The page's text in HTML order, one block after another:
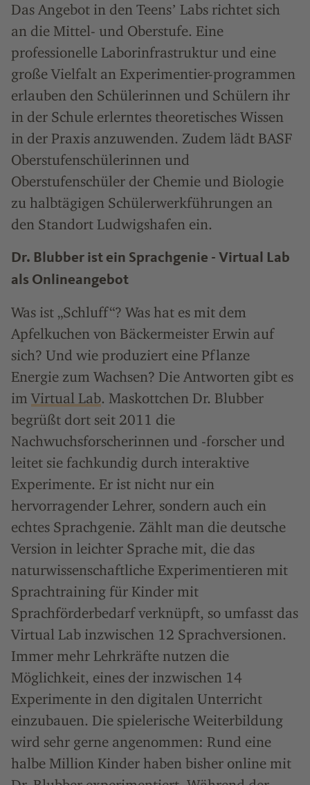
Das Angebot in den Teensʼ Labs richtet sich
an die Mittel- und Oberstufe. Eine
professionelle Laborinfrastruktur und eine
große Vielfalt an Experimentier-programmen
erlauben den Schülerinnen und Schülern ihr
in der Schule erlerntes theoretisches Wissen
in der Praxis anzuwenden. Zudem lädt BASF
Oberstufenschülerinnen und
Oberstufenschüler der Chemie und Biologie
zu halbtägigen Schülerwerkführungen an
den Standort Ludwigshafen ein.
Dr. Blubber ist ein Sprachgenie - Virtual Lab
als Onlineangebot
Was ist „Schluff“? Was hat es mit dem
Apfelkuchen von Bäckermeister Erwin auf
sich? Und wie produziert eine Pflanze
Energie zum Wachsen? Die Antworten gibt es
imVirtual Lab. Maskottchen Dr. Blubber
begrüßt dort seit 2011 die
Nachwuchsforscherinnen und -forscher und
leitet sie fachkundig durch interaktive
Experimente. Er ist nicht nur ein
hervorragender Lehrer, sondern auch ein
echtes Sprachgenie. Zählt man die deutsche
Version in leichter Sprache mit, die das
naturwissenschaftliche Experimentieren mit
Sprachtraining für Kinder mit
Sprachförderbedarf verknüpft, so umfasst das
Virtual Lab inzwischen 12 Sprachversionen.
Immer mehr Lehrkräfte nutzen die
Möglichkeit, eines der inzwischen 14
Experimente in den digitalen Unterricht
einzubauen. Die spielerische Weiterbildung
wird sehr gerne angenommen: Rund eine
halbe Million Kinder haben bisher online mit